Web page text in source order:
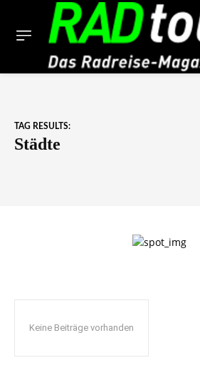
TAG RESULTS:
Städte
Keine Beiträge vorhanden